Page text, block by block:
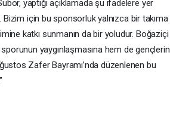
yaptığı açıklamada şu ifadelere yer
Bizim için bu sponsorluk yalnızca bir takıma
katkı sunmanın da bir yoludur. Boğaziçi
yaygınlaşmasına hem de gençlerin
Zafer Bayramı’nda düzenlenen bu